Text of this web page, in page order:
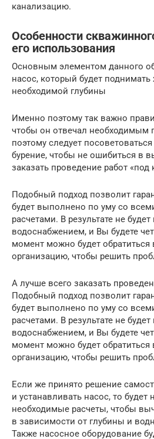
канализацию.
Особенности
его использования
Основным элементом данного
насос, который будет поднимать
необходимой глубины
Именно поэтому так важно
чтобы он отвечал необходимым
поэтому следует
бурение, чтобы не ошибиться в
заказать проведение работ «под
Подобный подход позволит
будет выполнено по уму со
расчетами. В результате не
водоснабжением, и Вы будете
момент можно будет
организацию, чтобы решить
А лучше всего заказать
Подобный подход позволит
будет выполнено по уму со
расчетами. В результате не
водоснабжением, и Вы будете
момент можно будет
организацию, чтобы решить
Если же принято решение
и устанавливать насос, то
необходимые расчеты, чтобы
в зависимости от глубины и
Также насосное оборудование